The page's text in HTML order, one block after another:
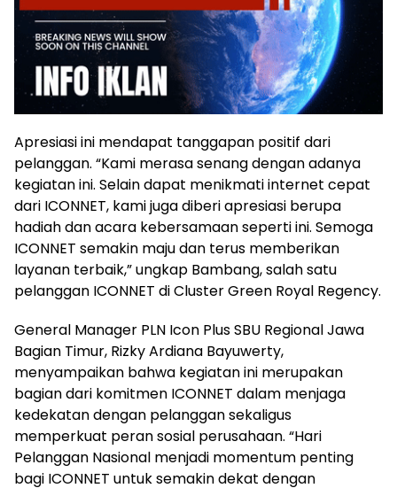
Apresiasi ini mendapat tanggapan positif dari
pelanggan. “Kami merasa senang dengan adanya
kegiatan ini. Selain dapat menikmati internet cepat
dari ICONNET, kami juga diberi apresiasi berupa
hadiah dan acara kebersamaan seperti ini. Semoga
ICONNET semakin maju dan terus memberikan
layanan terbaik,” ungkap Bambang, salah satu
pelanggan ICONNET di Cluster Green Royal Regency.
General Manager PLN Icon Plus SBU Regional Jawa
Bagian Timur, Rizky Ardiana Bayuwerty,
menyampaikan bahwa kegiatan ini merupakan
bagian dari komitmen ICONNET dalam menjaga
kedekatan dengan pelanggan sekaligus
memperkuat peran sosial perusahaan. “Hari
Pelanggan Nasional menjadi momentum penting
bagi ICONNET untuk semakin dekat dengan